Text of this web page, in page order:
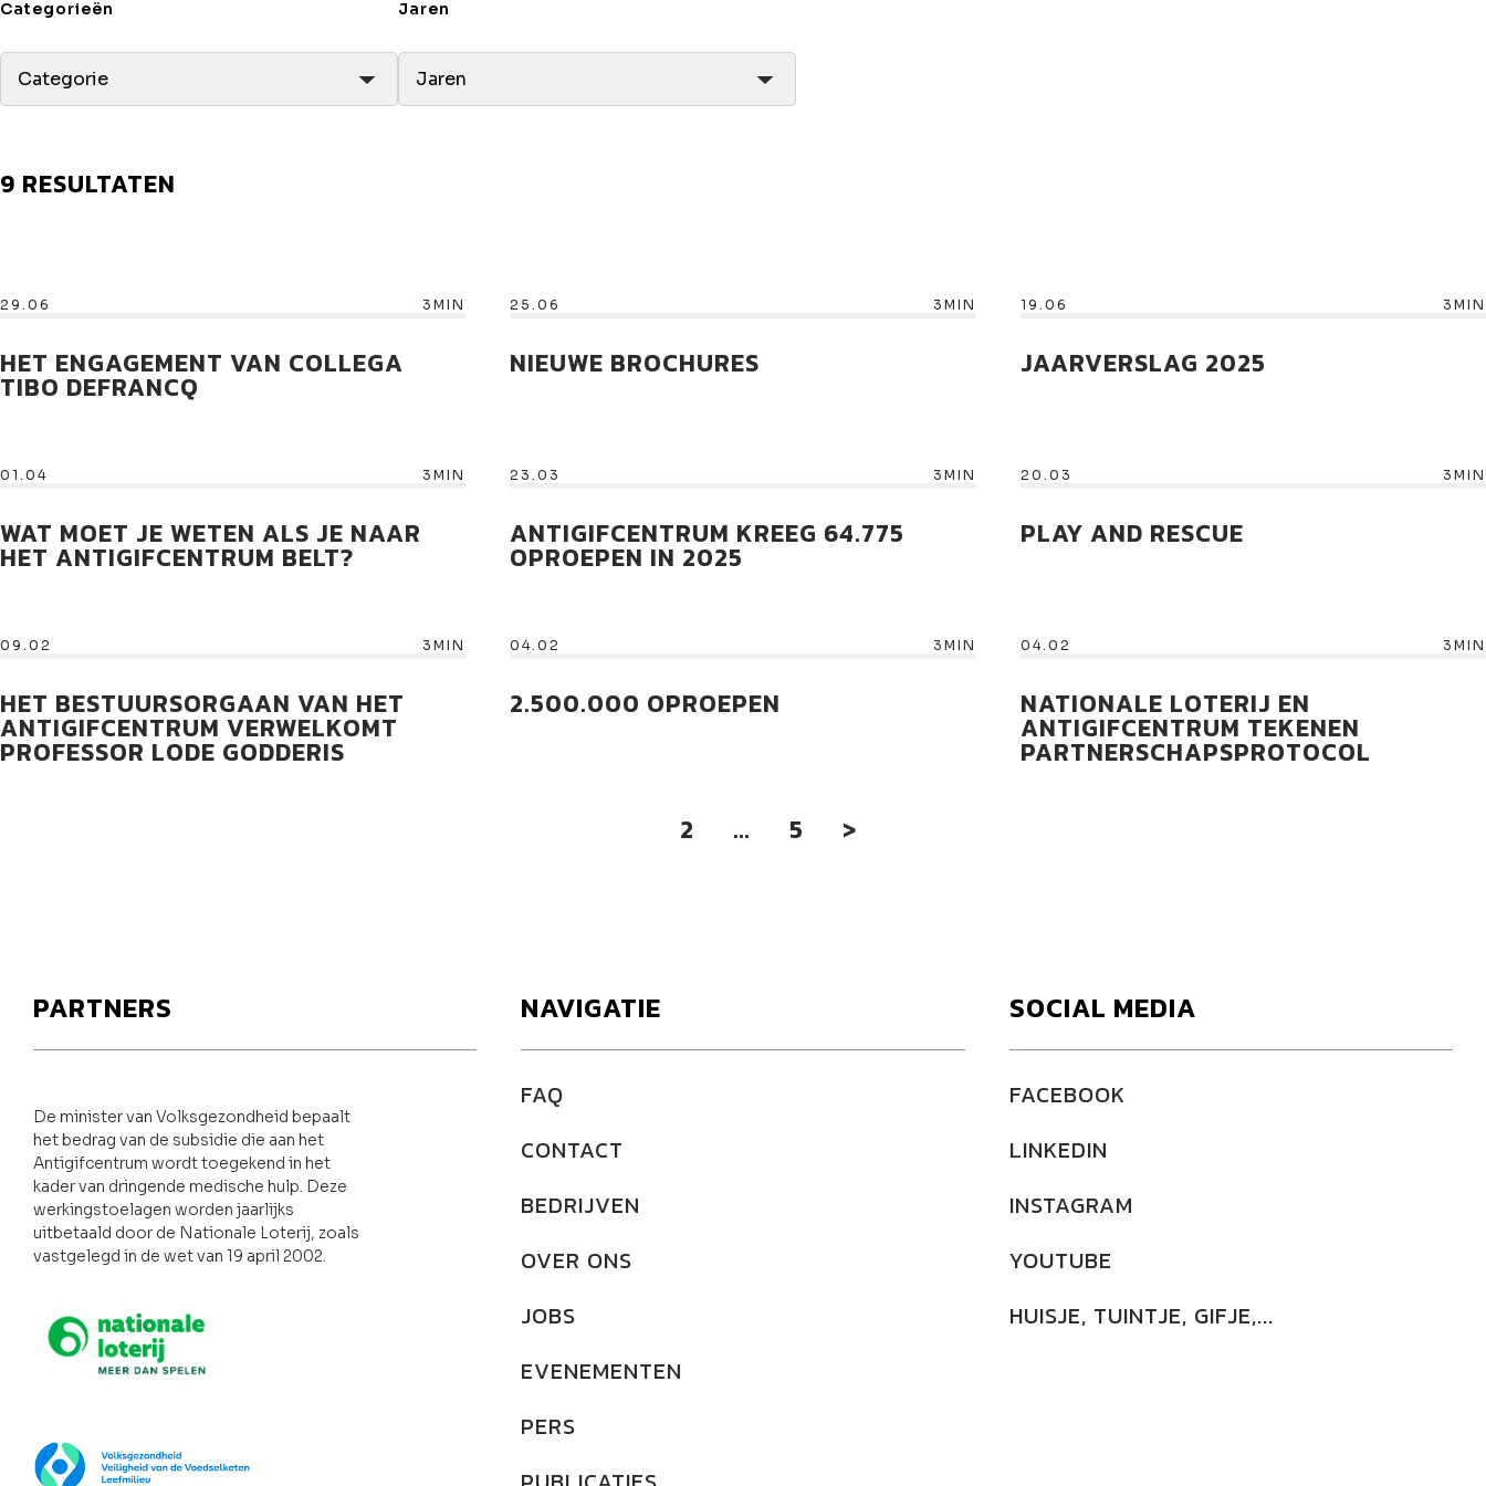
Categorieën
Categorie
Jaren
Jaren
9 RESULTATEN
29.06 3MIN
HET ENGAGEMENT VAN COLLEGA
TIBO DEFRANCQ
25.06 3MIN
NIEUWE BROCHURES
19.06 3MIN
JAARVERSLAG 2025
01.04 3MIN
WAT MOET JE WETEN ALS JE NAAR
HET ANTIGIFCENTRUM BELT?
23.03 3MIN
ANTIGIFCENTRUM KREEG 64.775
OPROEPEN IN 2025
20.03 3MIN
PLAY AND RESCUE
09.02 3MIN
HET BESTUURSORGAAN VAN HET
ANTIGIFCENTRUM VERWELKOMT
PROFESSOR LODE GODDERIS
04.02 3MIN
2.500.000 OPROEPEN
04.02 3MIN
NATIONALE LOTERIJ EN
ANTIGIFCENTRUM TEKENEN
PARTNERSCHAPSPROTOCOL
Pagina
Eerste pagina
Pagina
2 ... Pagina
5 >
PARTNERS
De minister van Volksgezondheid bepaalt
het bedrag van de subsidie die aan het
Antigifcentrum wordt toegekend in het
kader van dringende medische hulp. Deze
werkingstoelagen worden jaarlijks
uitbetaald door de Nationale Loterij, zoals
vastgelegd in de wet van 19 april 2002.
Nationale loterij
NAVIGATIE
FAQ
CONTACT
BEDRIJVEN
OVER ONS
JOBS
EVENEMENTEN
PERS
SOCIAL MEDIA
FACEBOOK
LINKEDIN
INSTAGRAM
YOUTUBE
HUISJE, TUINTJE, GIFJE,...